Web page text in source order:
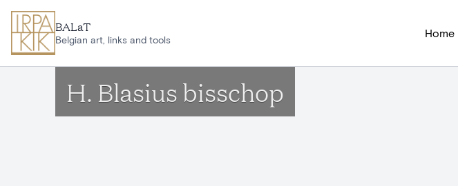
BALaT
Belgian art, links and tools
Home
H. Blasius bisschop